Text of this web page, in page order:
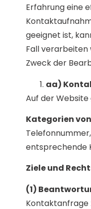
Erfahrung eine
geeignet ist,
Fall verarbeiten
Zweck der
aa)
Auf der
Kategorien
entsprechende
Ziele und
(1)
Kontaktanfrage